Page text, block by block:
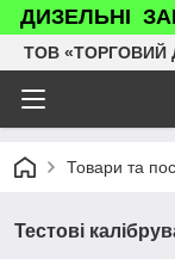
ДИЗЕЛЬНІ
ТОВ «ТОРГОВИЙ
Товари та
Тестові